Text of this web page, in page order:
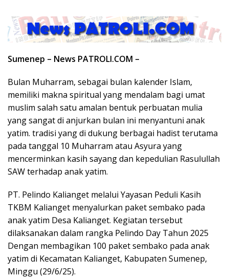
Sumenep – News PATROLI.COM –
Bulan Muharram, sebagai bulan kalender Islam,
memiliki makna spiritual yang mendalam bagi umat
muslim salah satu amalan bentuk perbuatan mulia
yang sangat di anjurkan bulan ini menyantuni anak
yatim. tradisi yang di dukung berbagai hadist terutama
pada tanggal 10 Muharram atau Asyura yang
mencerminkan kasih sayang dan kepedulian Rasulullah
SAW terhadap anak yatim.
PT. Pelindo Kalianget melalui Yayasan Peduli Kasih
TKBM Kalianget menyalurkan paket sembako pada
anak yatim Desa Kalianget. Kegiatan tersebut
dilaksanakan dalam rangka Pelindo Day Tahun 2025
Dengan membagikan 100 paket sembako pada anak
yatim di Kecamatan Kalianget, Kabupaten Sumenep,
Minggu (29/6/25).